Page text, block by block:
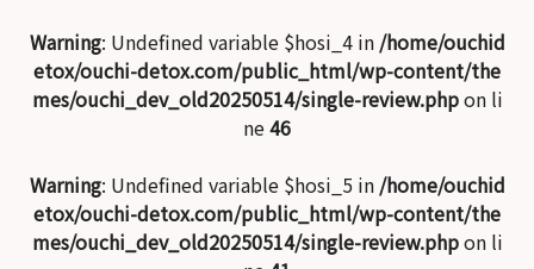
Warning: Undefined variable $hosi_4 in /home/ouchid
etox/ouchi-detox.com/public_html/wp-content/the
mes/ouchi_dev_old20250514/single-review.phpon li
ne46
Warning: Undefined variable $hosi_5 in /home/ouchid
etox/ouchi-detox.com/public_html/wp-content/the
mes/ouchi_dev_old20250514/single-review.phpon li